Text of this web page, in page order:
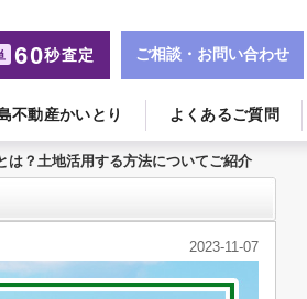
不動産かいとり よくあるご質問
60秒査定 ご相談・お問い合わせ
は？土地活用する方法についてご紹介
2023-11-07